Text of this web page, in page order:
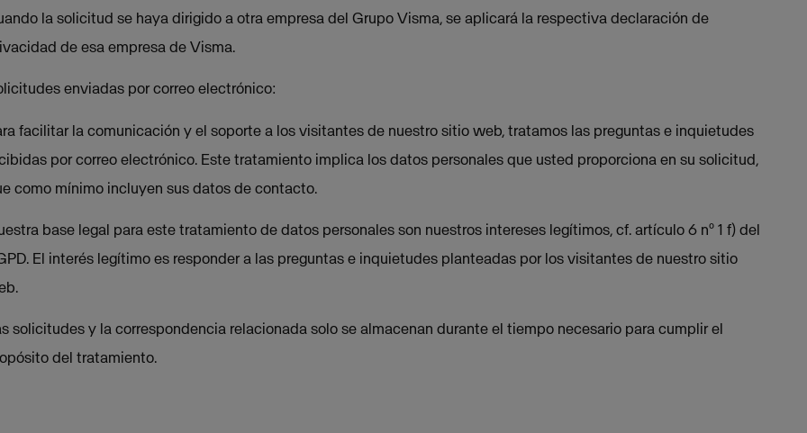
la solicitud se haya dirigido a otra empresa del Grupo Visma, se aplicará la respectiva declaración de
de esa empresa de Visma.
enviadas por correo electrónico:
facilitar la comunicación y el soporte a los visitantes de nuestro sitio web, tratamos las preguntas e inquietudes
por correo electrónico. Este tratamiento implica los datos personales que usted proporciona en su solicitud,
como mínimo incluyen sus datos de contacto.
base legal para este tratamiento de datos personales son nuestros intereses legítimos, cf. artículo 6 nº 1 f) del
El interés legítimo es responder a las preguntas e inquietudes planteadas por los visitantes de nuestro sitio
solicitudes y la correspondencia relacionada solo se almacenan durante el tiempo necesario para cumplir el
del tratamiento.